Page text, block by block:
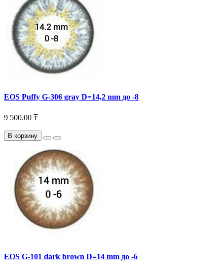
EOS Puffy G-306 gray D=14,2 mm до -8
9 500.00 ₸
В корзину
EOS G-101 dark brown D=14 mm до -6